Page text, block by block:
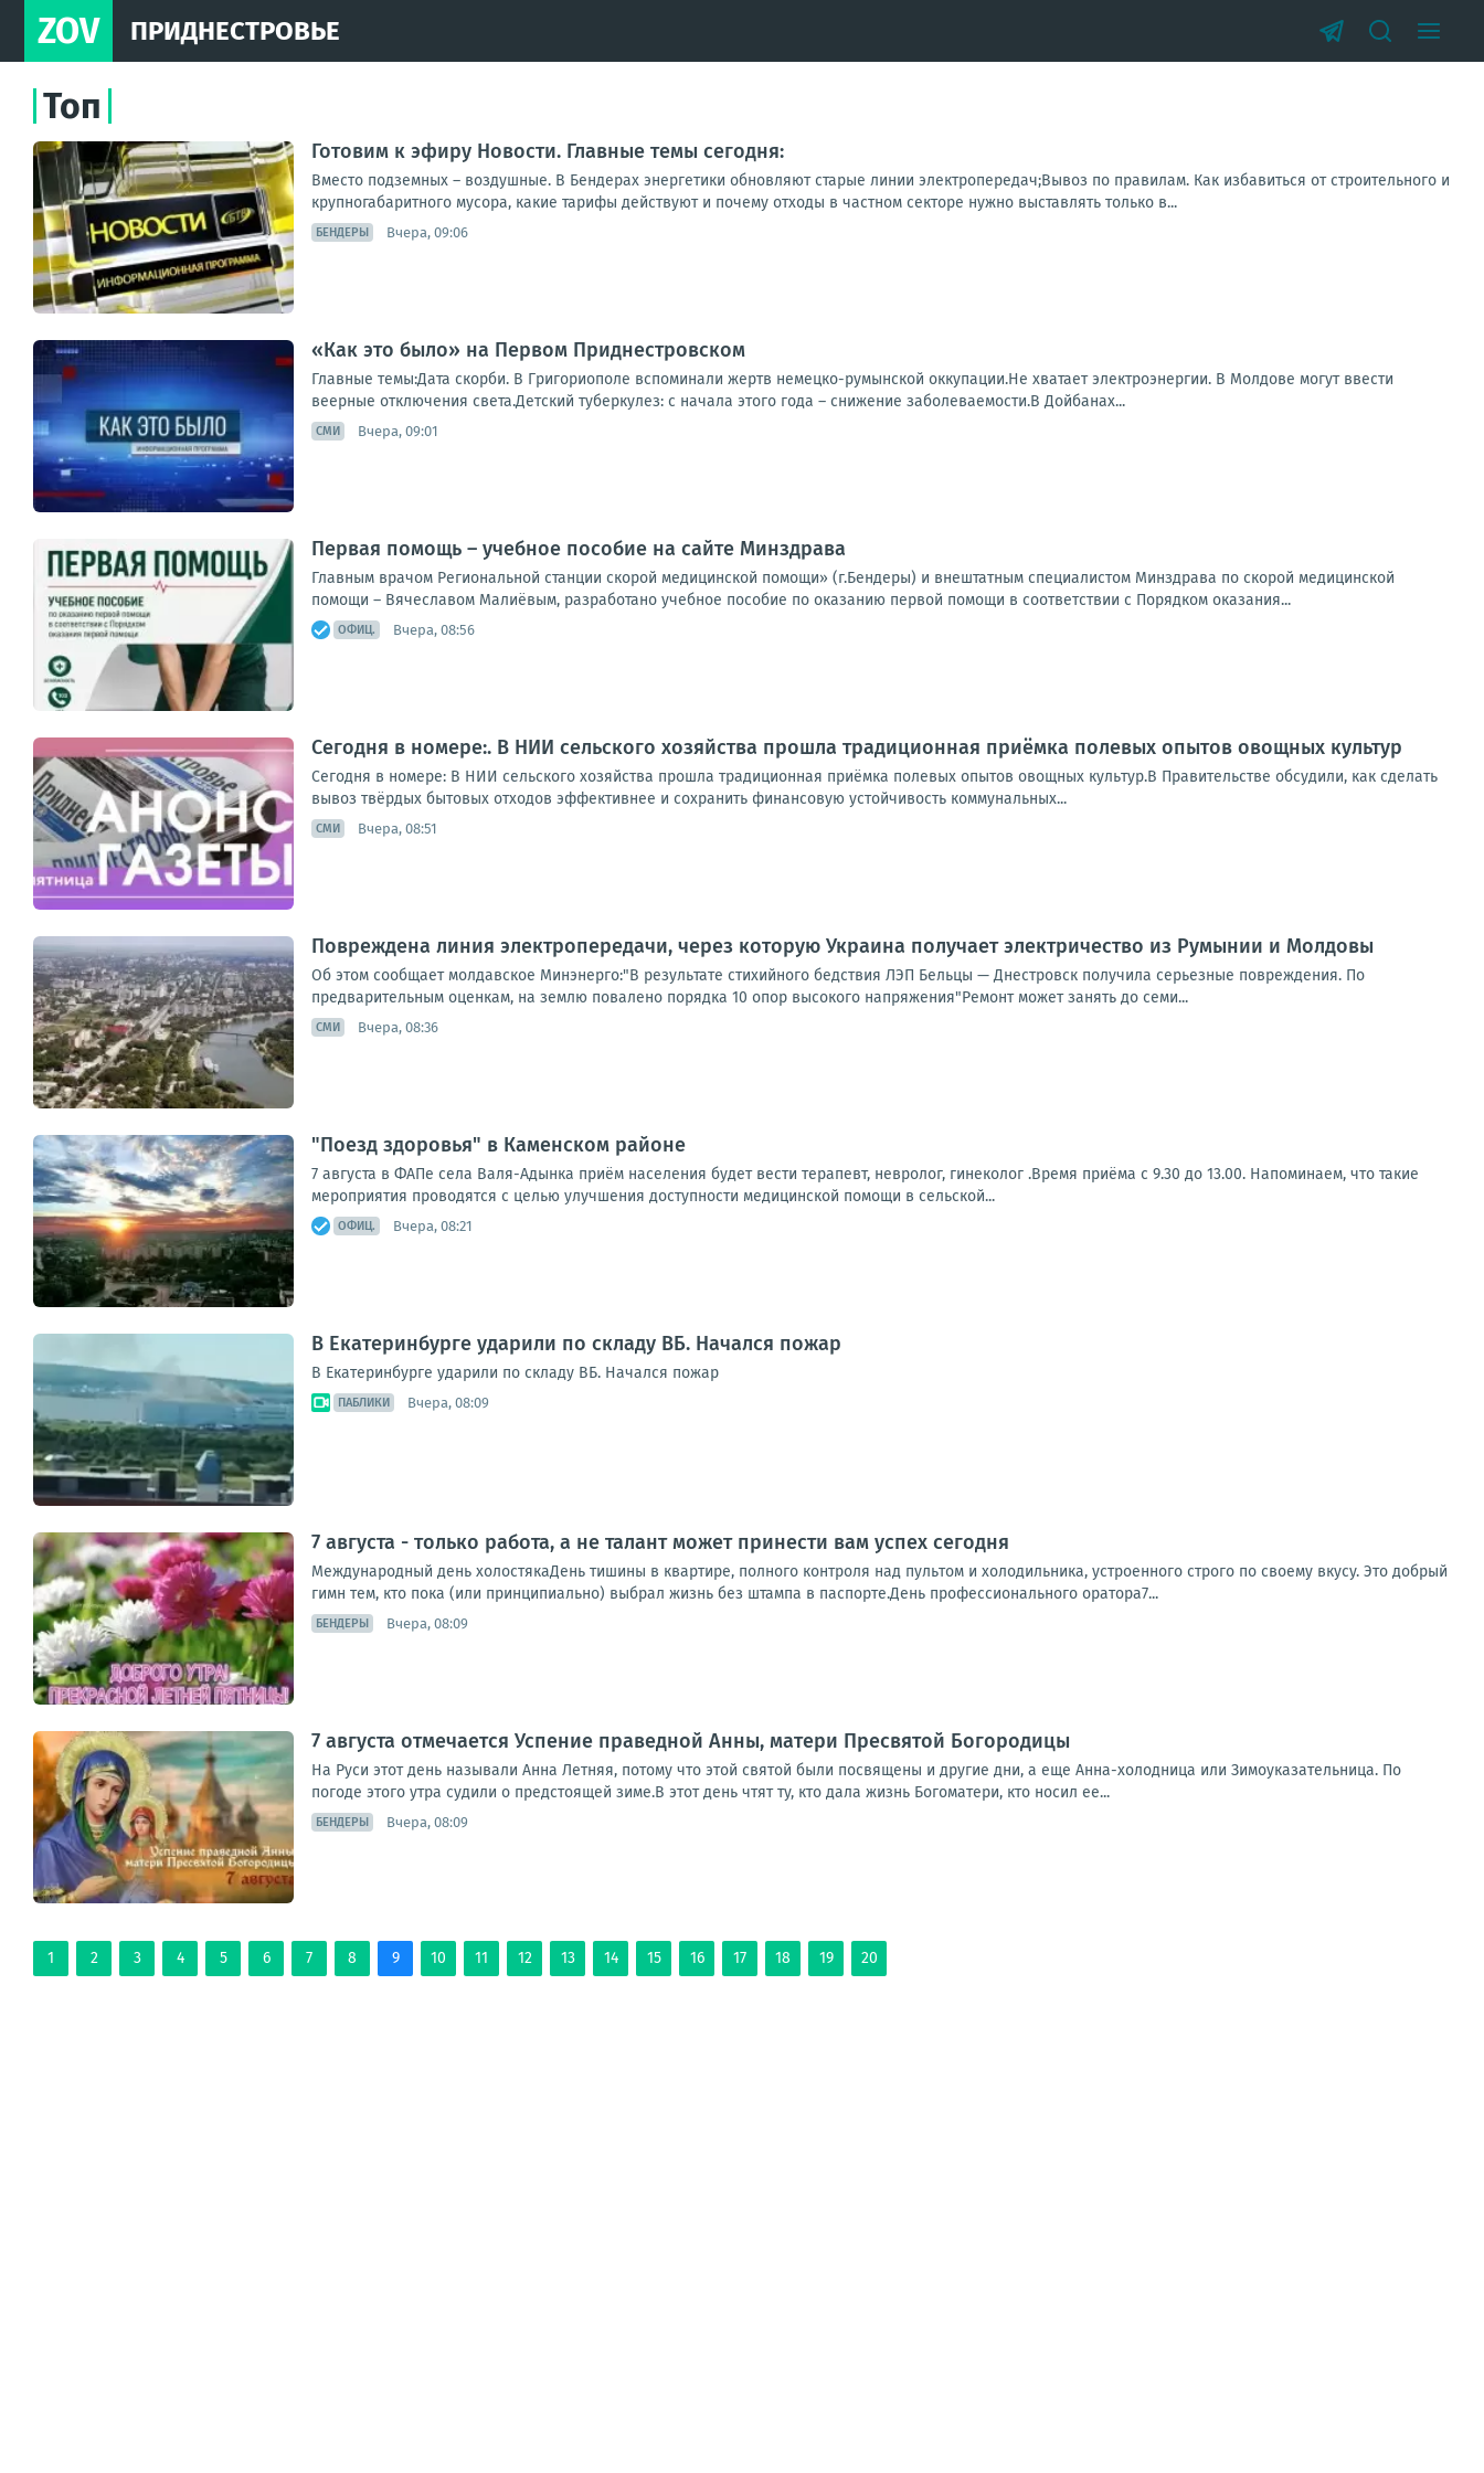
ZOV ПРИДНЕСТРОВЬЕ
Топ
Готовим к эфиру Новости. Главные темы сегодня:
Вместо подземных – воздушные. В Бендерах энергетики обновляют старые линии электропередач;Вывоз по правилам. Как избавиться от строительного и
крупногабаритного мусора, какие тарифы действуют и почему отходы в частном секторе нужно выставлять только в...
БЕНДЕРЫ Вчера, 09:06
«Как это было» на Первом Приднестровском
Главные темы:Дата скорби. В Григориополе вспоминали жертв немецко-румынской оккупации.Не хватает электроэнергии. В Молдове могут ввести
веерные отключения света.Детский туберкулез: с начала этого года – снижение заболеваемости.В Дойбанах...
СМИ Вчера, 09:01
Первая помощь – учебное пособие на сайте Минздрава
Главным врачом Региональной станции скорой медицинской помощи» (г.Бендеры) и внештатным специалистом Минздрава по скорой медицинской
помощи – Вячеславом Малиёвым, разработано учебное пособие по оказанию первой помощи в соответствии с Порядком оказания...
ОФИЦ. Вчера, 08:56
Сегодня в номере:. В НИИ сельского хозяйства прошла традиционная приёмка полевых опытов овощных культур
Сегодня в номере: В НИИ сельского хозяйства прошла традиционная приёмка полевых опытов овощных культур.В Правительстве обсудили, как сделать
вывоз твёрдых бытовых отходов эффективнее и сохранить финансовую устойчивость коммунальных...
СМИ Вчера, 08:51
Повреждена линия электропередачи, через которую Украина получает электричество из Румынии и Молдовы
Об этом сообщает молдавское Минэнерго:"В результате стихийного бедствия ЛЭП Бельцы — Днестровск получила серьезные повреждения. По
предварительным оценкам, на землю повалено порядка 10 опор высокого напряжения"Ремонт может занять до семи...
СМИ Вчера, 08:36
"Поезд здоровья" в Каменском районе
7 августа в ФАПе села Валя-Адынка приём населения будет вести терапевт, невролог, гинеколог .Время приёма с 9.30 до 13.00. Напоминаем, что такие
мероприятия проводятся с целью улучшения доступности медицинской помощи в сельской...
ОФИЦ. Вчера, 08:21
В Екатеринбурге ударили по складу ВБ. Начался пожар
В Екатеринбурге ударили по складу ВБ. Начался пожар
ПАБЛИКИ Вчера, 08:09
7 августа - только работа, а не талант может принести вам успех сегодня
Международный день холостякаДень тишины в квартире, полного контроля над пультом и холодильника, устроенного строго по своему вкусу. Это добрый
гимн тем, кто пока (или принципиально) выбрал жизнь без штампа в паспорте.День профессионального оратора7...
БЕНДЕРЫ Вчера, 08:09
7 августа отмечается Успение праведной Анны, матери Пресвятой Богородицы
На Руси этот день называли Анна Летняя, потому что этой святой были посвящены и другие дни, а еще Анна-холодница или Зимоуказательница. По
погоде этого утра судили о предстоящей зиме.В этот день чтят ту, кто дала жизнь Богоматери, кто носил ее...
БЕНДЕРЫ Вчера, 08:09
1 2 3 4 5 6 7 8 9 10 11 12 13 14 15 16 17 18 19 20